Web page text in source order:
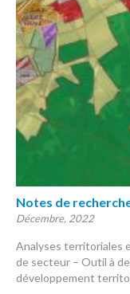
Notes de
Décembre, 2022
Analyses territoriales
de secteur – Outil à
développement